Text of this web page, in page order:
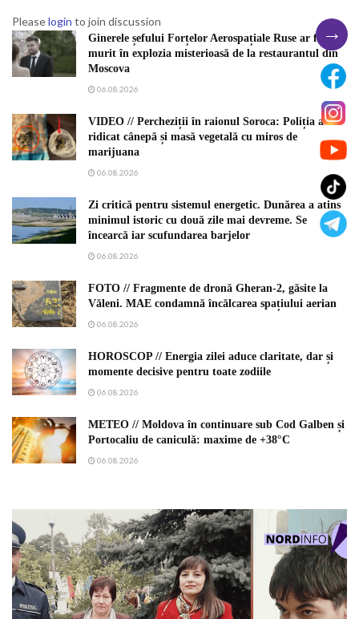
Pleaselogin to join discussion
Ginerele șefului Forțelor Aerospațiale Ruse ar fi
murit în explozia misterioasă de la restaurantul din
Moscova
06.08.2026
VIDEO // Percheziții în raionul Soroca: Poliția a
ridicat cânepă și masă vegetală cu miros de
marijuana
06.08.2026
Zi critică pentru sistemul energetic. Dunărea a atins
minimul istoric cu două zile mai devreme. Se
încearcă iar scufundarea barjelor
06.08.2026
FOTO // Fragmente de dronă Gheran-2, găsite la
Văleni. MAE condamnă încălcarea spațiului aerian
06.08.2026
HOROSCOP // Energia zilei aduce claritate, dar și
momente decisive pentru toate zodiile
06.08.2026
METEO // Moldova în continuare sub Cod Galben și
Portocaliu de caniculă: maxime de +38°C
06.08.2026
→